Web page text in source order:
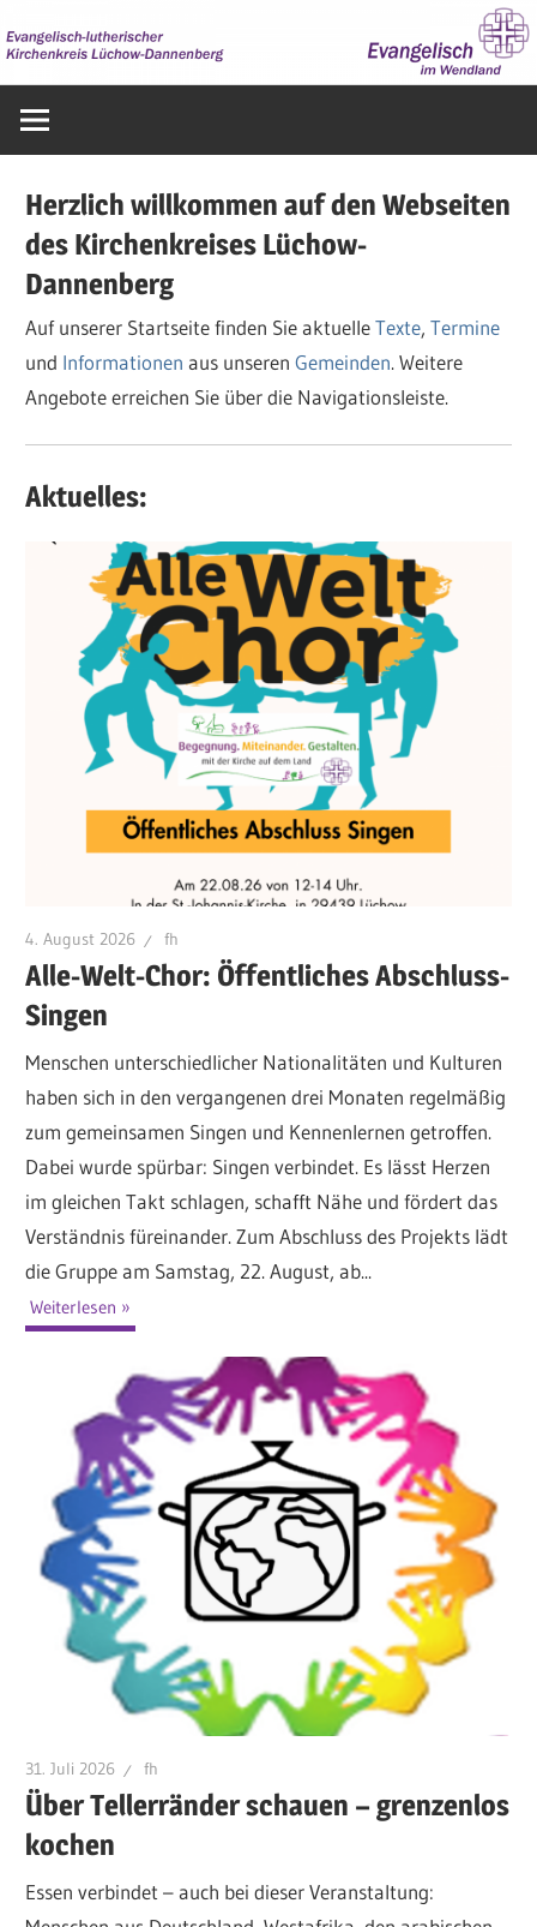
Inhalt
springen
im
Herzlich willkommen auf den Webseiten
des Kirchenkreises Lüchow-
Dannenberg
Auf unserer Startseite finden Sie aktuelleTexte,Termine
und Informationen aus unserenGemeinden. Weitere
Angebote erreichen Sie über die Navigationsleiste.
Aktuelles:
4. August 2026 fh
Alle-Welt-Chor: Öffentliches Abschluss-
Singen
Menschen unterschiedlicher Nationalitäten und Kulturen
haben sich in den vergangenen drei Monaten regelmäßig
zum gemeinsamen Singen und Kennenlernen getroffen.
Dabei wurde spürbar: Singen verbindet. Es lässt Herzen
im gleichen Takt schlagen, schafft Nähe und fördert das
Verständnis füreinander. Zum Abschluss des Projekts lädt
die Gruppe am Samstag, 22. August, ab...
Weiterlesen
31. Juli 2026 fh
Über Tellerränder schauen – grenzenlos
kochen
Essen verbindet – auch bei dieser Veranstaltung: